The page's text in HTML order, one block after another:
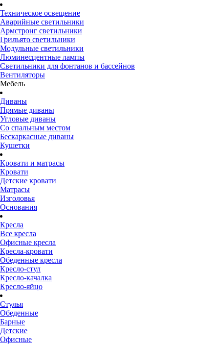
Техническое освещение
Аварийные светильники
Армстронг светильники
Грильято светильники
Модульные светильники
Люминесцентные лампы
Светильники для фонтанов и бассейнов
Вентиляторы
Мебель
Диваны
Прямые диваны
Угловые диваны
Со спальным местом
Бескаркасные диваны
Кушетки
Кровати и матрасы
Кровати
Детские кровати
Матрасы
Изголовья
Основания
Кресла
Все кресла
Офисные кресла
Кресла-кровати
Обеденные кресла
Кресло-стул
Кресло-качалка
Кресло-яйцо
Стулья
Обеденные
Барные
Детские
Офисные